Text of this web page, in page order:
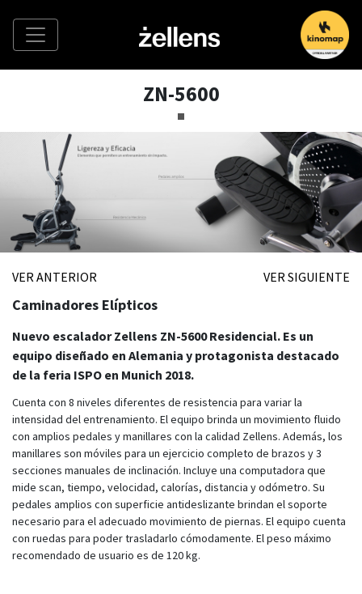
ZN-5600
VER ANTERIOR VER SIGUIENTE
Caminadores Elípticos
Nuevo escalador Zellens ZN-5600 Residencial. Es un
equipo diseñado en Alemania y protagonista destacado
de la feria ISPO en Munich 2018.
Cuenta con 8 niveles diferentes de resistencia para variar la
intensidad del entrenamiento. El equipo brinda un movimiento fluido
con amplios pedales y manillares con la calidad Zellens. Además, los
manillares son móviles para un ejercicio completo de brazos y 3
secciones manuales de inclinación. Incluye una computadora que
mide scan, tiempo, velocidad, calorías, distancia y odómetro. Su
pedales amplios con superficie antideslizante brindan el soporte
necesario para el adecuado movimiento de piernas. El equipo cuenta
con ruedas para poder trasladarlo cómodamente. El peso máximo
recomendado de usuario es de 120 kg.